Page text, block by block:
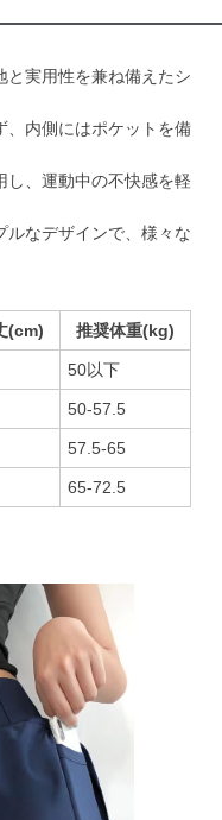
と実用性を兼ね備えたシ
、内側にはポケットを備
し、運動中の不快感を軽
ルなデザインで、様々な
(cm) 推奨体重(kg)
50以下
50-57.5
57.5-65
65-72.5